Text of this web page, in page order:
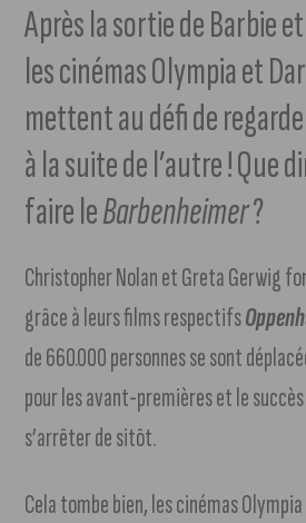
Après la sortie de Barbie
les cinémas Olympia et
mettent au défi de
à la suite de l’autre ! Que
faire leBarbenheimer?
Christopher Nolan et Greta Gerwig
grâce à leurs films respectifs
de 660.000 personnes se sont
pour les avant-premières et le succès
s’arrêter de sitôt.
Cela tombe bien, les cinémas